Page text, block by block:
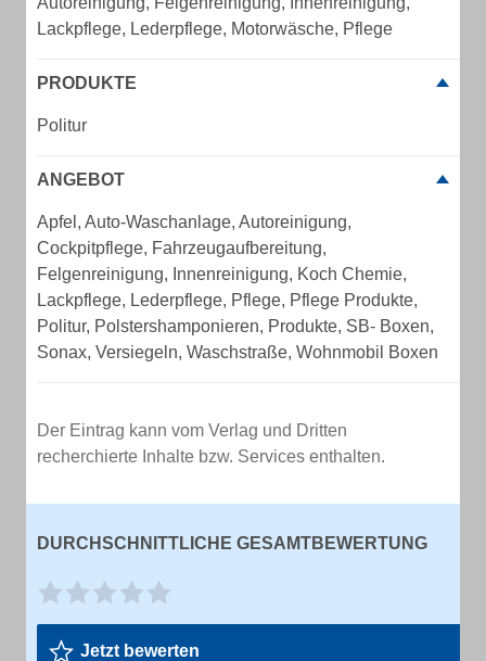
Lackpflege, Lederpflege, Motorwäsche, Pflege
PRODUKTE
Politur
ANGEBOT
Apfel, Auto-Waschanlage, Autoreinigung,
Cockpitpflege, Fahrzeugaufbereitung,
Felgenreinigung, Innenreinigung, Koch Chemie,
Lackpflege, Lederpflege, Pflege, Pflege Produkte,
Politur, Polstershamponieren, Produkte, SB- Boxen,
Sonax, Versiegeln, Waschstraße, Wohnmobil Boxen
Der Eintrag kann vom Verlag und Dritten
recherchierte Inhalte bzw. Services enthalten.
DURCHSCHNITTLICHE GESAMTBEWERTUNG
Jetzt bewerten